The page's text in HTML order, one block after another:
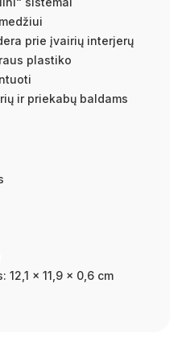
prie įvairių interjerų
plastiko
ir priekabų baldams
12,1 × 11,9 × 0,6 cm